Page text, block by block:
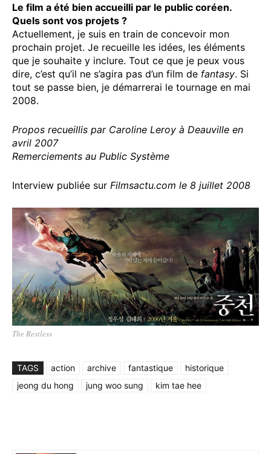
Le film a été bien accueilli par le public coréen.
Quels sont vos projets ?
Actuellement, je suis en train de concevoir mon
prochain projet. Je recueille les idées, les éléments
que je souhaite y inclure. Tout ce que je peux vous
dire, c’est qu’il ne s’agira pas d’un film de fantasy. Si
tout se passe bien, je démarrerai le tournage en mai
2008.
Propos recueillis par Caroline Leroy à Deauville en
avril 2007
Remerciements au Public Système
Interview publiée sur Filmsactu.com le 8 juillet 2008
The Restless
TAGS action archive fantastique
historique
jeong du hong
jung woo sung kim tae hee